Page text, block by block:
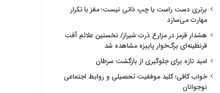
برتری دست راست یا چپ ذاتی نیست؛ مغز با تکرار
مهارت می‌سازد
هشدار قرمز در مزارع ذرت شیراز/ نخستین علائم آفت
قرنطینه‌ای برگ‌خوار پاییزه مشاهده شد
امید تازه برای جلوگیری از بازگشت سرطان
خواب کافی؛ کلید موفقیت تحصیلی و روابط اجتماعی
نوجوانان